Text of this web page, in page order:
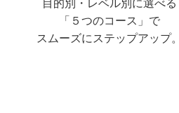
「５つのコース」で
スムーズにステップアップ。